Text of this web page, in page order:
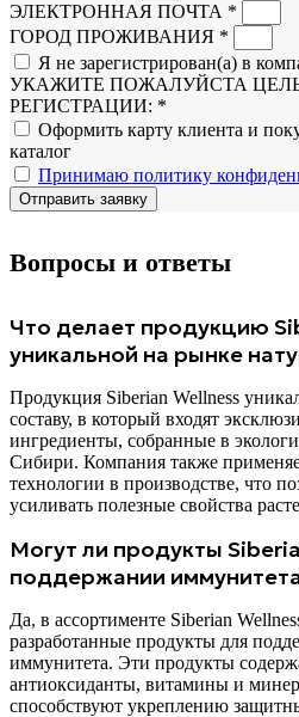
ЭЛЕКТРОННАЯ ПОЧТА *
ГОРОД ПРОЖИВАНИЯ *
Я не зарегистрирован(а) в
УКАЖИТЕ ПОЖАЛУЙСТА
РЕГИСТРАЦИИ: *
Оформить карту клиента и
каталог
Принимаю политику
Отправить заявку
Вопросы и ответы
Что делает продукцию
уникальной на рынке
Продукция Siberian Wellness
составу, в который входят
ингредиенты, собранные в
Сибири. Компания также
технологии в производстве, что
усиливать полезные свойства
Могут ли продукты
поддержании
Да, в ассортименте Siberian
разработанные продукты для
иммунитета. Эти продукты
антиоксиданты, витамины и
способствуют укреплению